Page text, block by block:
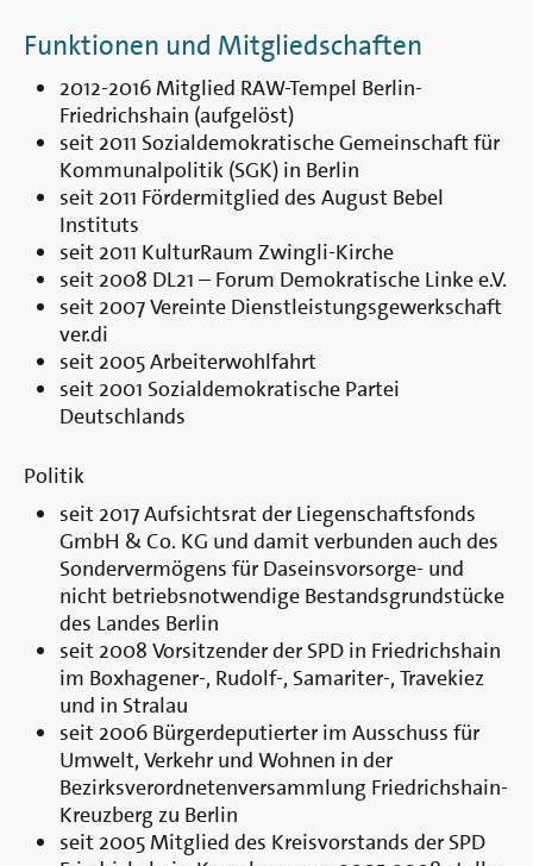
Funktionen und Mitgliedschaften
2012-2016 Mitglied RAW-Tempel Berlin-
Friedrichshain (aufgelöst)
seit 2011 Sozialdemokratische Gemeinschaft für
Kommunalpolitik (SGK) in Berlin
seit 2011 Fördermitglied des August Bebel
Instituts
seit 2011 KulturRaum Zwingli-Kirche
seit 2008 DL21 – Forum Demokratische Linke e.V.
seit 2007 Vereinte Dienstleistungsgewerkschaft
ver.di
seit 2005 Arbeiterwohlfahrt
seit 2001 Sozialdemokratische Partei
Deutschlands
Politik
seit 2017 Aufsichtsrat der Liegenschaftsfonds
GmbH & Co. KG und damit verbunden auch des
Sondervermögens für Daseinsvorsorge- und
nicht betriebsnotwendige Bestandsgrundstücke
des Landes Berlin
seit 2008 Vorsitzender der SPD in Friedrichshain
im Boxhagener-, Rudolf-, Samariter-, Travekiez
und in Stralau
seit 2006 Bürgerdeputierter im Ausschuss für
Umwelt, Verkehr und Wohnen in der
Bezirksverordnetenversammlung Friedrichshain-
Kreuzberg zu Berlin
seit 2005 Mitglied des Kreisvorstands der SPD